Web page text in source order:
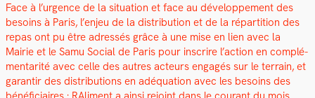
Face à l’urgence de la sit­u­a­tion et face au développe­ment des
besoins à Paris, l’enjeu de la dis­tri­b­u­tion et de la répar­ti­tion des
repas ont pu être adressés grâce à une mise en lien avec la
Mairie et le Samu Social de Paris pour inscrire l’action en com­plé­
men­tar­ité avec celle des autres acteurs engagés sur le ter­rain, et
garan­tir des dis­tri­b­u­tions en adéqua­tion avec les besoins des